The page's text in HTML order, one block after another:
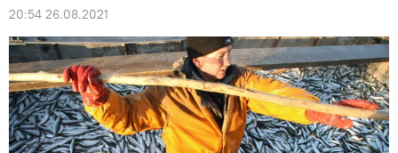
20:54 26.08.2021